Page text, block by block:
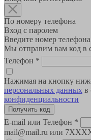
По номеру телефона
Вход с паролем
Введите номер телефона
Мы отправим вам код в
Телефон *
Нажимая на кнопку
персональных данных в
конфиденциальности
E-mail или Телефон *
mail@mail.ru или